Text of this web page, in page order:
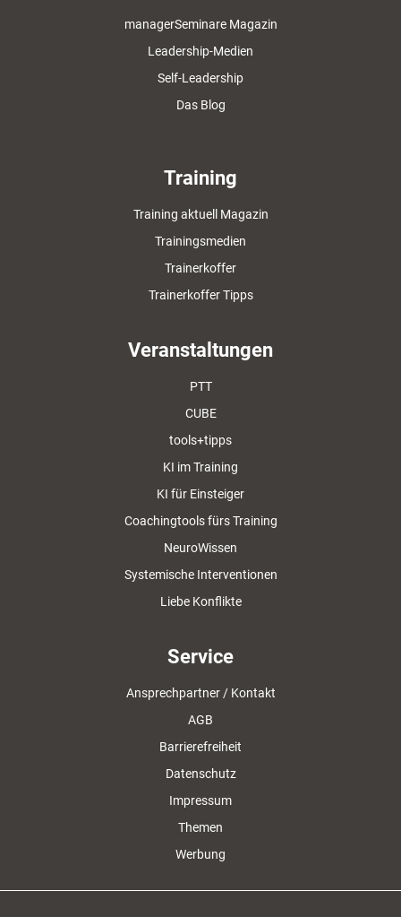
managerSeminare Magazin
Leadership-Medien
Self-Leadership
Das Blog
Training
Training aktuell Magazin
Trainingsmedien
Trainerkoffer
Trainerkoffer Tipps
Veranstaltungen
PTT
CUBE
tools+tipps
KI im Training
KI für Einsteiger
Coachingtools fürs Training
NeuroWissen
Systemische Interventionen
Liebe Konflikte
Service
Ansprechpartner / Kontakt
AGB
Barrierefreiheit
Datenschutz
Impressum
Themen
Werbung